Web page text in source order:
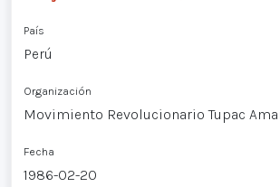
País
Perú
Organización
Movimiento Revolucionario Tupac
Fecha
1986-02-20